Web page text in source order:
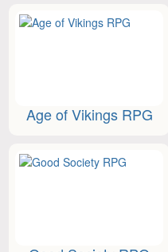
Age of Vikings RPG